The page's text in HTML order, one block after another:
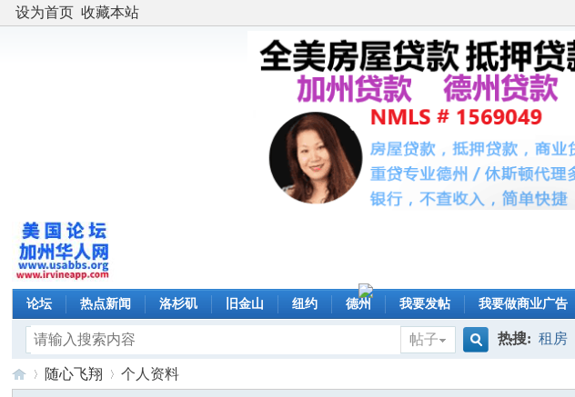
设为首页 收藏本站
论坛 热点新闻 洛杉矶 旧金山 纽约 德州 我要发帖 我要做商业广告
帖子
热搜: 租房
随心飞翔 个人资料